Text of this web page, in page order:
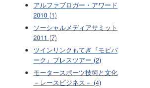
アルファブロガー・アワード
2010 (1)
ソーシャルメディアサミット
2011 (7)
ツインリンクもてぎ『モビパ
ーク』プレスツアー (2)
モータースポーツ技術と文化
－レースビジネス－ (4)